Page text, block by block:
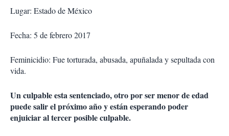
Lugar: Estado de México
Fecha: 5 de febrero 2017
Feminicidio: Fue torturada, abusada, apuñalada y sepultada con
vida.
Un culpable esta sentenciado, otro por ser menor de edad
puede salir el próximo año y están esperando poder
enjuiciar al tercer posible culpable.